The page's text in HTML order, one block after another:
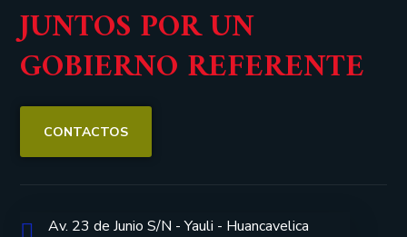
JUNTOS POR UN
GOBIERNO REFERENTE
CONTACTOS
Av. 23 de Junio S/N - Yauli - Huancavelica